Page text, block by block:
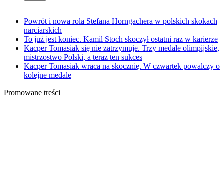
Powrót i nowa rola Stefana Horngachera w polskich skokach
narciarskich
To już jest koniec. Kamil Stoch skoczył ostatni raz w karierze
Kacper Tomasiak się nie zatrzymuje. Trzy medale olimpijskie,
mistrzostwo Polski, a teraz ten sukces
Kacper Tomasiak wraca na skocznię. W czwartek powalczy o
kolejne medale
Promowane treści